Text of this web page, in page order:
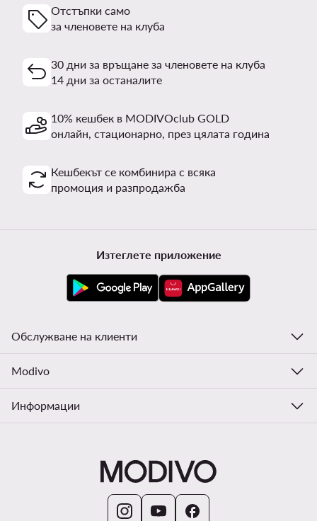
Отстъпки само
за членовете на клуба
30 дни за връщане за членовете на клуба
14 дни за останалите
10% кешбек в MODIVOclub GOLD
онлайн, стационарно, през цялата година
Кешбекът се комбинира с всяка
промоция и разпродажба
Изтеглете приложение
Обслужване на клиенти
Modivo
Информации